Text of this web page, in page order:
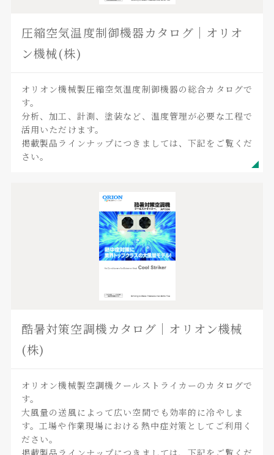
圧縮空気温度制御機器カタログ｜オリオ
ン機械(株)
オリオン機械製圧縮空気温度制御機器の総合カタログで
す。
分析、加工、計測、塗装など、温度管理が必要な工程で
活用いただけます。
掲載製品ラインナップにつきましては、下記をご覧くだ
さい。
酷暑対策空調機カタログ｜オリオン機械
(株)
オリオン機械製空調機クールストライカーのカタログで
す。
大風量の送風によって広い空間でも効率的に冷やしま
す。工場や作業現場における熱中症対策としてご利用く
ださい。